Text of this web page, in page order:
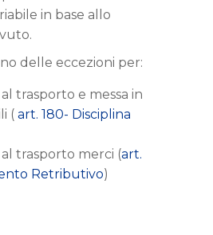
in base allo
delle eccezioni per:
trasporto e messa in
( art. 180- Disciplina
trasporto merci (art.
Retributivo)